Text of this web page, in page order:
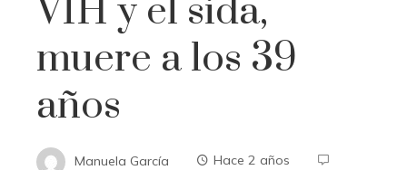
VIH y el sida,
muere a los 39
años
Manuela García
Hace 2 años